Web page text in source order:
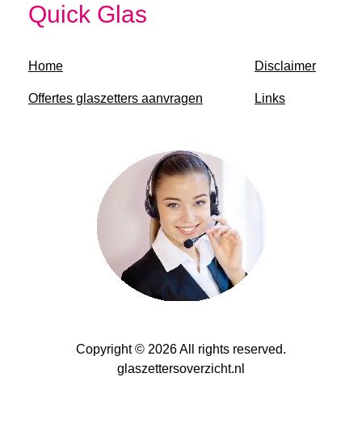
Quick Glas
Home
Offertes glaszetters aanvragen
Disclaimer
Links
Copyright © 2026 All rights reserved.
glaszettersoverzicht.nl